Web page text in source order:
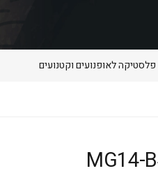
פלסטיקה לאופנועים וקטנועים